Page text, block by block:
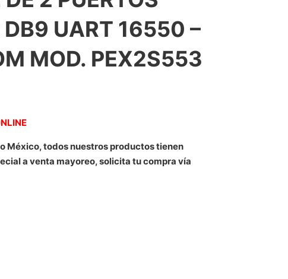
UART 16550 –
MOD. PEX2S553
México, todos nuestros productos tienen
a venta mayoreo, solicita tu compra vía